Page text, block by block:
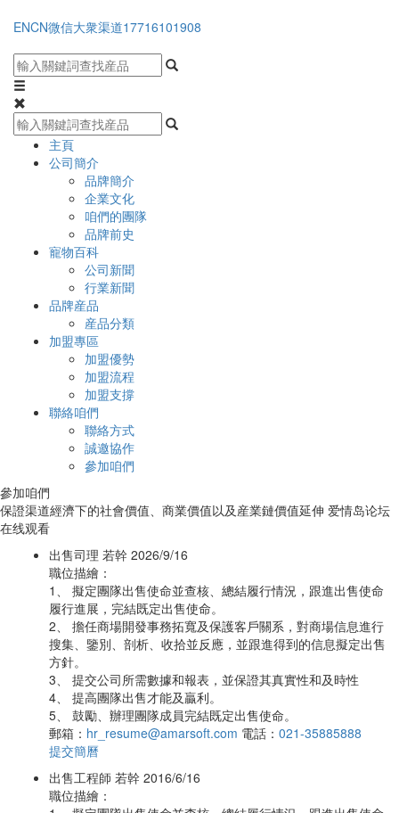
ENCN微信大衆渠道17716101908
主頁
公司簡介
品牌簡介
企業文化
咱們的團隊
品牌前史
寵物百科
公司新聞
行業新聞
品牌産品
産品分類
加盟專區
加盟優勢
加盟流程
加盟支撐
聯絡咱們
聯絡方式
誠邀協作
參加咱們
參加咱們
保證渠道經濟下的社會價值、商業價值以及産業鏈價值延伸 爱情岛论坛
在线观看
出售司理 若幹 2026/9/16
職位描繪：
1、 擬定團隊出售使命並查核、總結履行情況，跟進出售使命
履行進展，完結既定出售使命。
2、 擔任商場開發事務拓寬及保護客戶關系，對商場信息進行
搜集、鑒別、剖析、收拾並反應，並跟進得到的信息擬定出售
方針。
3、 提交公司所需數據和報表，並保證其真實性和及時性
4、 提高團隊出售才能及贏利。
5、 鼓勵、辦理團隊成員完結既定出售使命。
郵箱： hr_resume@amarsoft.com 電話： 021-35885888
提交簡曆
出售工程師 若幹 2016/6/16
職位描繪：